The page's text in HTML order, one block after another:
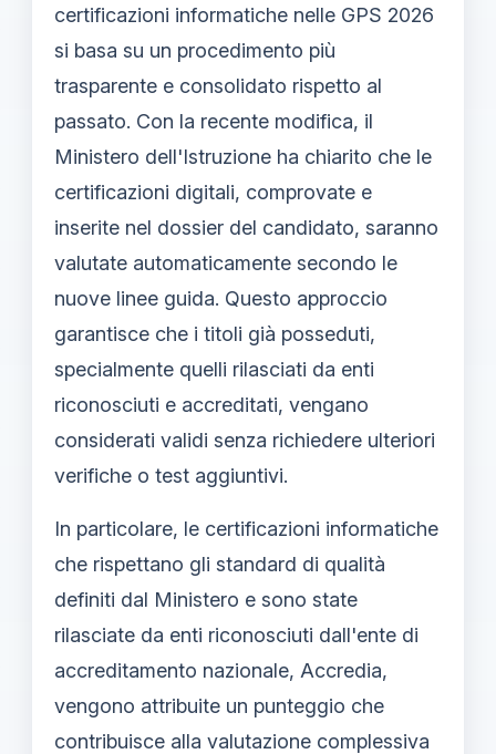
certificazioni informatiche nelle GPS 2026
si basa su un procedimento più
trasparente e consolidato rispetto al
passato. Con la recente modifica, il
Ministero dell'Istruzione ha chiarito che le
certificazioni digitali, comprovate e
inserite nel dossier del candidato, saranno
valutate automaticamente secondo le
nuove linee guida. Questo approccio
garantisce che i titoli già posseduti,
specialmente quelli rilasciati da enti
riconosciuti e accreditati, vengano
considerati validi senza richiedere ulteriori
verifiche o test aggiuntivi.
In particolare, le certificazioni informatiche
che rispettano gli standard di qualità
definiti dal Ministero e sono state
rilasciate da enti riconosciuti dall'ente di
accreditamento nazionale, Accredia,
vengono attribuite un punteggio che
contribuisce alla valutazione complessiva